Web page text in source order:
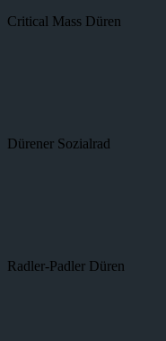
Critical Mass Düren
Dürener Sozialrad
Radler-Padler Düren